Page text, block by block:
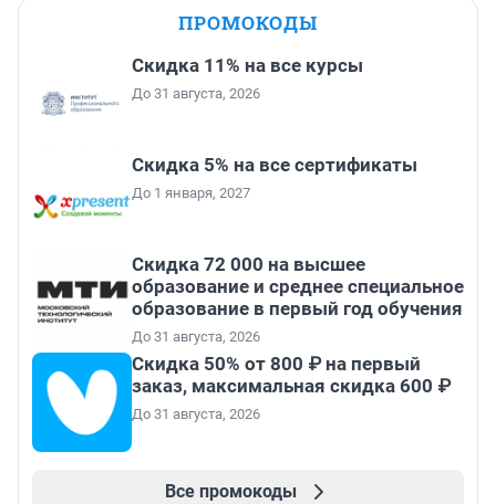
ПРОМОКОДЫ
Скидка 11% на все курсы
До 31 августа, 2026
Скидка 5% на все сертификаты
До 1 января, 2027
Скидка 72 000 на высшее
образование и среднее специальное
образование в первый год обучения
До 31 августа, 2026
Скидка 50% от 800 ₽ на первый
заказ, максимальная скидка 600 ₽
До 31 августа, 2026
Все промокоды